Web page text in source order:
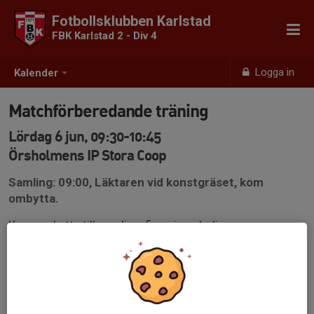
Kalender Logga in
Fotbollsklubben Karlstad
FBK Karlstad 2 - Div 4
Matchförberedande träning
Lördag 6 jun, 09:30-10:45
Örsholmens IP Stora Coop
Samling: 09:00, Läktaren vid konstgräset, kom
ombytta.
Kom ombytta till samling, finns inga lediga